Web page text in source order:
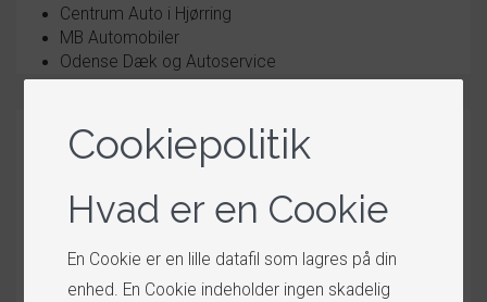
Centrum Auto i Hjørring
MB Automobiler
Odense Dæk og Autoservice
Cookiepolitik
Hvad er en Cookie
En Cookie er en lille datafil som lagres på din
enhed. En Cookie indeholder ingen skadelig